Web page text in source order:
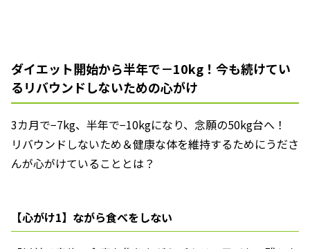
ダイエット開始から半年で－10kg！今も続けてい
るリバウンドしないための心がけ
3カ月で−7kg、半年で−10kgになり、念願の50kg台へ！
リバウンドしないため＆健康な体を維持するためにうださ
んが心がけていることとは？
【心がけ1】ながら食べをしない